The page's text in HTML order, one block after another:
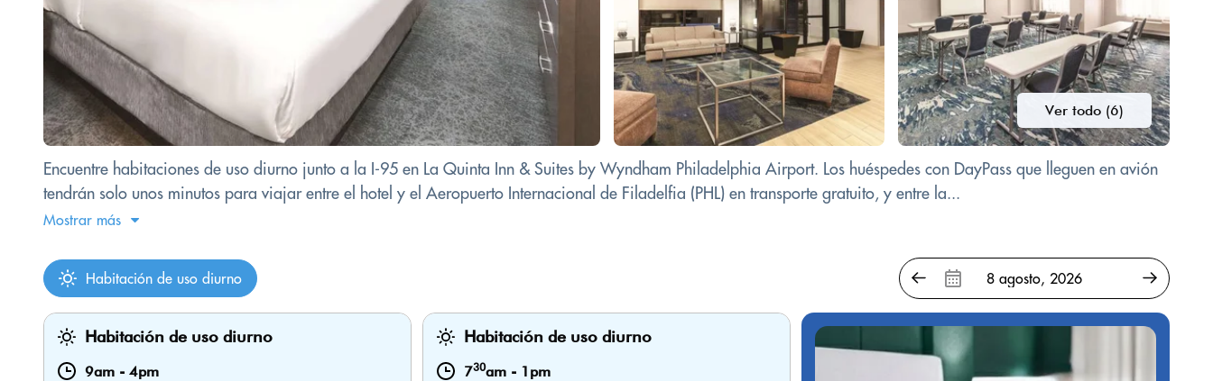
Ver todo (6)
Encuentre habitaciones de uso diurno junto a la I-95 en La Quinta Inn & Suites by Wyndham Philadelphia Airport. Los huéspedes con DayPass que lleguen en avión
tendrán solo unos minutos para viajar entre el hotel y el Aeropuerto Internacional de Filadelfia (PHL) en transporte gratuito, y entre la...
Mostrar más
Habitación de uso diurno
Habitación de uso diurno
9am - 4pm
Habitación de uso diurno
730am - 1pm